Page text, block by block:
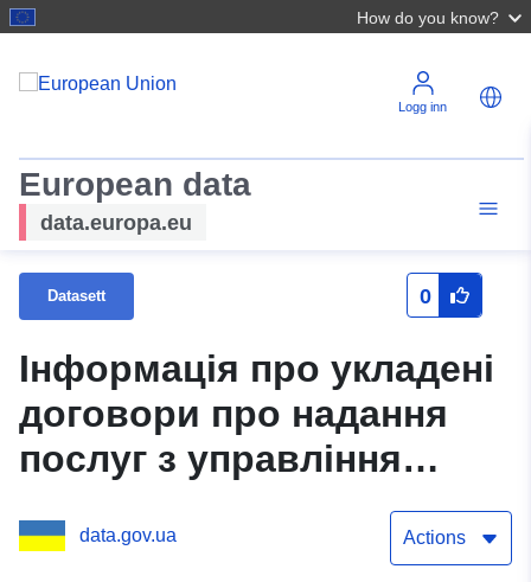
How do you know?
Logg inn
European data
data.europa.eu
Datasett 0
Інформація про укладені
договори про надання
послуг з управління
побутовими відходами
data.gov.ua Actions